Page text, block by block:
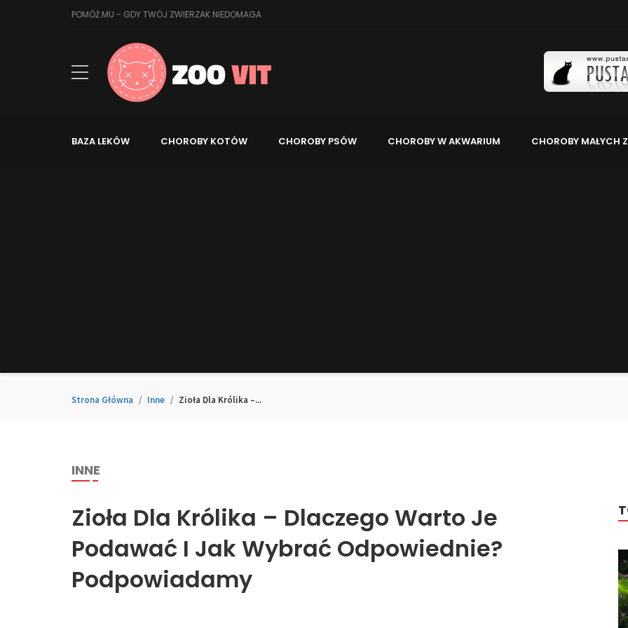
POMÓŻ MU - GDY TWÓJ ZWIERZAK NIEDOMAGA
BAZA LEKÓW CHOROBY KOTÓW CHOROBY PSÓW CHOROBY W AKWARIUM CHOROBY MAŁYCH
Strona Główna Inne Zioła Dla Królika –...
INNE
Zioła Dla Królika – Dlaczego Warto Je
Podawać I Jak Wybrać Odpowiednie?
Podpowiadamy